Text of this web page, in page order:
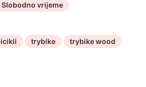
Slobodno vrijeme
trybike
trybike wood